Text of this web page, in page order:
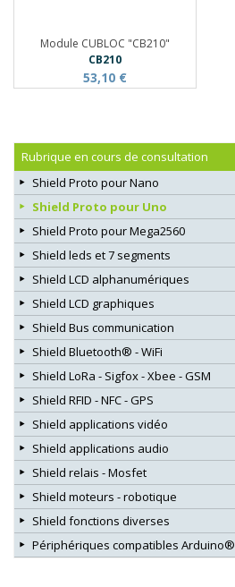
Module CUBLOC "CB210"
CB210
53,10 €
Rubrique en cours de consultation
Shield Proto pour Nano
Shield Proto pour Uno
Shield Proto pour Mega2560
Shield leds et 7 segments
Shield LCD alphanumériques
Shield LCD graphiques
Shield Bus communication
Shield Bluetooth® - WiFi
Shield LoRa - Sigfox - Xbee - GSM
Shield RFID - NFC - GPS
Shield applications vidéo
Shield applications audio
Shield relais - Mosfet
Shield moteurs - robotique
Shield fonctions diverses
Périphériques compatibles Arduino®